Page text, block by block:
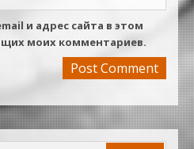
и адрес сайта в этом
моих комментариев.